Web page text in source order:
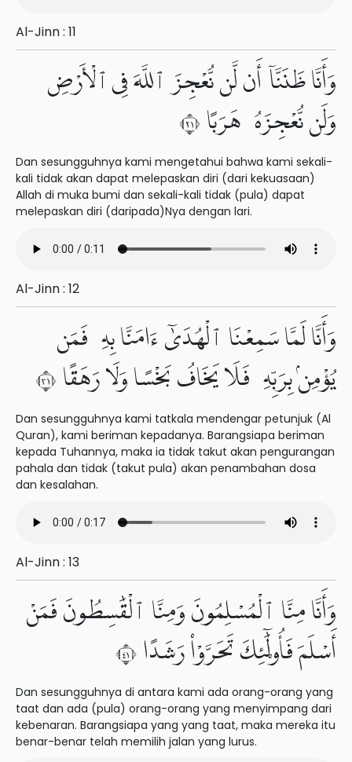
Al-Jinn : 11
وَأَنَّا ظَنَنَّآ أَن لَّن نُّعْجِزَ ٱللَّهَ فِى ٱلْأَرْضِ
وَلَن نُّعْجِزَهُۥ هَرَبًا ١٢
Dan sesungguhnya kami mengetahui bahwa kami sekali-
kali tidak akan dapat melepaskan diri (dari kekuasaan)
Allah di muka bumi dan sekali-kali tidak (pula) dapat
melepaskan diri (daripada)Nya dengan lari.
Al-Jinn : 12
وَأَنَّا لَمَّا سَمِعْنَا ٱلْهُدَىٰٓ ءَامَنَّا بِهِۦ فَمَن
يُؤْمِنۢ بِرَبِّهِۦ فَلَا يَخَافُ بَخْسًا وَلَا رَهَقًا ١٣
Dan sesungguhnya kami tatkala mendengar petunjuk (Al
Quran), kami beriman kepadanya. Barangsiapa beriman
kepada Tuhannya, maka ia tidak takut akan pengurangan
pahala dan tidak (takut pula) akan penambahan dosa
dan kesalahan.
Al-Jinn : 13
وَأَنَّا مِنَّا ٱلْمُسْلِمُونَ وَمِنَّا ٱلْقَٰسِطُونَ فَمَنْ
أَسْلَمَ فَأُو۟لَٰٓئِكَ تَحَرَّوْا۟ رَشَدًا ١٤
Dan sesungguhnya di antara kami ada orang-orang yang
taat dan ada (pula) orang-orang yang menyimpang dari
kebenaran. Barangsiapa yang yang taat, maka mereka itu
benar-benar telah memilih jalan yang lurus.